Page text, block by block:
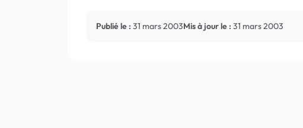
Publié le : 31 mars 2003Mis à jour le : 31 mars 2003